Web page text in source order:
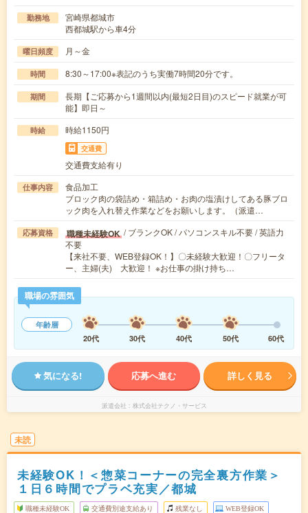
勤務地
宮崎県都城市
西都城駅から車4分
曜日頻度 月～金
時間 8:30～17:00※表記のうち実働7時間20分です。
期間
長期【ご応募から1週間以内(最短2日目)のスピード就業が可
能】即日～
時給 時給1150円
交通費
交通費支給有り
仕事内容
食品加工
ブロック肉の袋詰め・箱詰め・お肉の塩漬けしてある豚ブロ
ック肉を入れ替え作業などをお願いします。（派遣…
応募資格 職種未経験OK / ブランクOK / パソコンスキル不要 / 英語力
不要
【来社不要、WEB登録OK！】〇未経験大歓迎！〇フリータ
ー、主婦(夫) 大歓迎！ ※お仕事の掛け持ち…
職場の雰囲気
年齢層
20代
30代 40代 50代 60代
気になる! 応募へ進む 詳しく見る
派遣会社 株式会社テクノ・サービス
未読
未経験OK！＜惣菜コーナーの完全裏方作業＞
１日６時間でプラベ充実／都城
職種未経験OK 交通費別途支給あり 残業なし WEB登録OK